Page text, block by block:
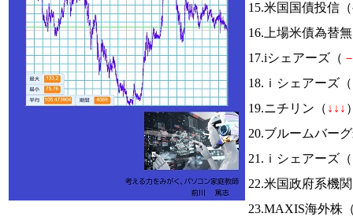
15.米国国債投信
16.上場米債為替
17.iシェアーズ（
18.ｉシェアーズ（
19.ニチリン（ ↓ ↓ ↓
20.ブルームバー
21.ｉシェアーズ（
22.米国政府系機
23.MAXIS海外株